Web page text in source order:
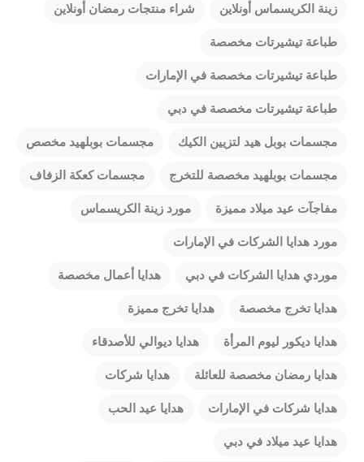
زينة الكريسماس أونلاين شراء منتجات رمضان أونلاين
طباعة تيشيرتات مخصصة
طباعة تيشيرتات مخصصة في الإمارات
طباعة تيشيرتات مخصصة في دبي
مجسمات بوبل هيد لتزيين الكيك مجسمات بوبلهيد مخصص
مجسمات بوبلهيد مخصصة للتخرج مجسمات كعكة الزفاف
مفاجآت عيد ميلاد مميزة مورد زينة الكريسماس
مورد هدايا الشركات في الإمارات
موردي هدايا الشركات في دبي هدايا أعمال مخصصة
هدايا تخرج مخصصة هدايا تخرج مميزة
هدايا ديكور ليوم المرأة هدايا ديوالي للأصدقاء
هدايا رمضان مخصصة للعائلة هدايا شركات
هدايا شركات في الإمارات هدايا عيد الحب
هدايا عيد ميلاد في دبي